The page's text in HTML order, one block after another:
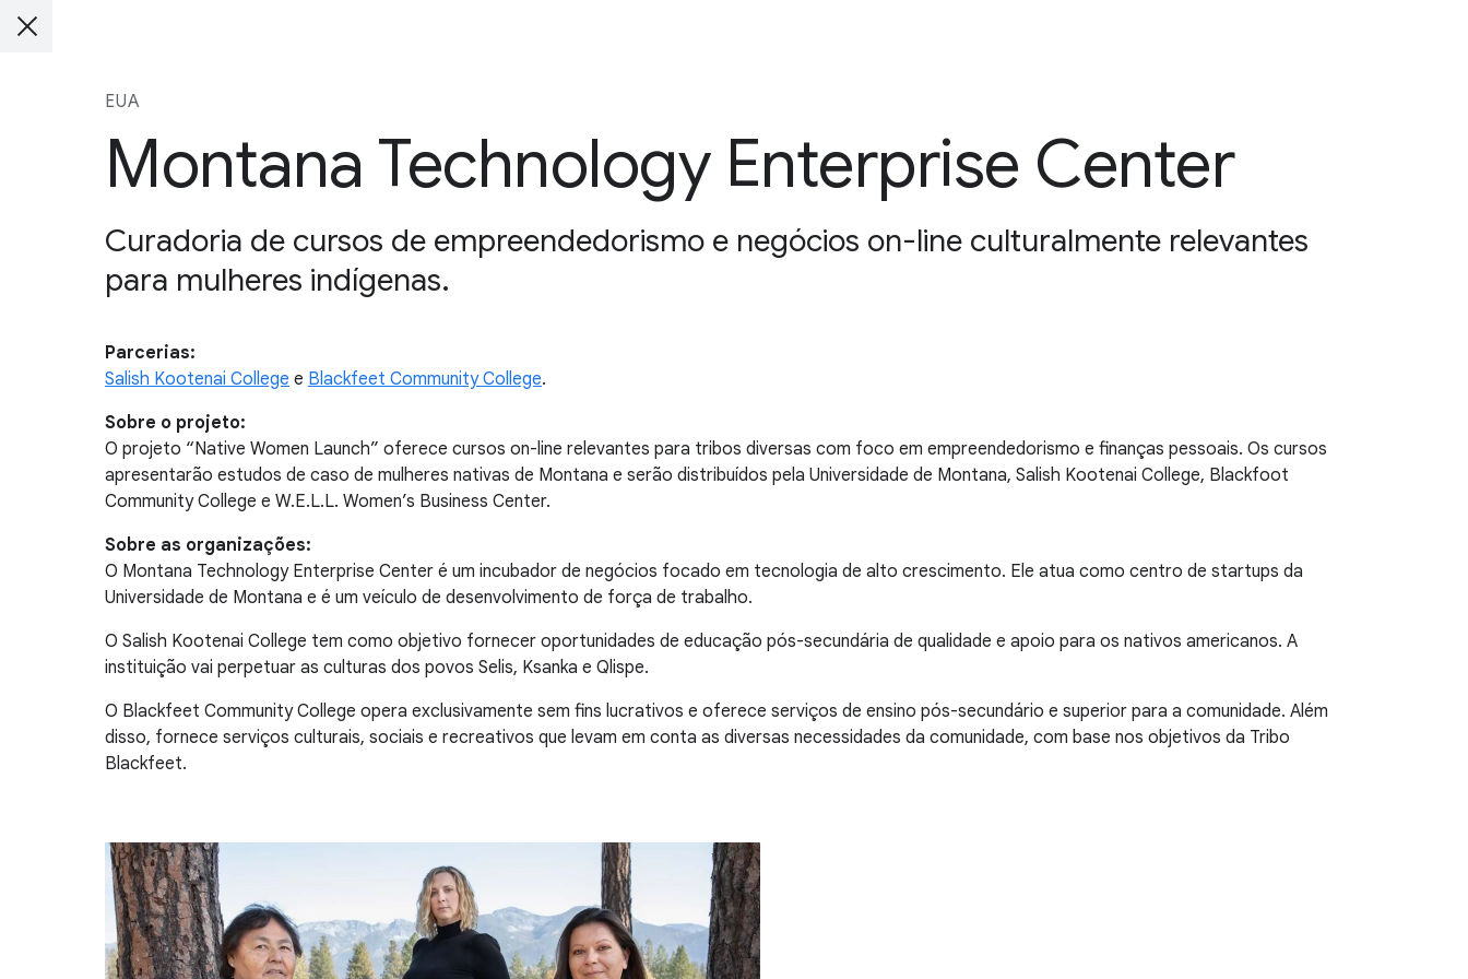
EUA
Montana Technology Enterprise Center
Curadoria de cursos de empreendedorismo e negócios on-line culturalmente relevantes
para mulheres indígenas.
Parcerias:
Salish Kootenai College e Blackfeet Community College.
Sobre o projeto:
O projeto “Native Women Launch” oferece cursos on-line relevantes para tribos diversas com foco em empreendedorismo e finanças pessoais. Os cursos
apresentarão estudos de caso de mulheres nativas de Montana e serão distribuídos pela Universidade de Montana, Salish Kootenai College, Blackfoot
Community College e W.E.L.L. Women’s Business Center.
Sobre as organizações:
O Montana Technology Enterprise Center é um incubador de negócios focado em tecnologia de alto crescimento. Ele atua como centro de startups da
Universidade de Montana e é um veículo de desenvolvimento de força de trabalho.
O Salish Kootenai College tem como objetivo fornecer oportunidades de educação pós-secundária de qualidade e apoio para os nativos americanos. A
instituição vai perpetuar as culturas dos povos Selis, Ksanka e Qlispe.
O Blackfeet Community College opera exclusivamente sem fins lucrativos e oferece serviços de ensino pós-secundário e superior para a comunidade. Além
disso, fornece serviços culturais, sociais e recreativos que levam em conta as diversas necessidades da comunidade, com base nos objetivos da Tribo
Blackfeet.